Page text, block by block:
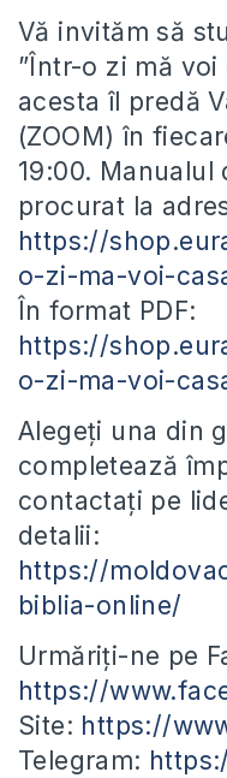
Vă invităm să
”Într-o zi mă voi
acesta îl predă
(ZOOM) în
19:00.
procurat la
https://
o-zi-ma-voi-
În format PDF:
https://
o-zi-ma-voi-
Alegeți una din
completează
contactați pe
detalii:
https://
biblia-online/
Urmăriți-ne pe
https://
Site: https://
Telegram: